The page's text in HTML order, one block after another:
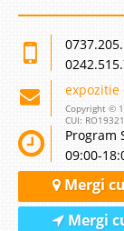
expozitie
Copyright ©
CUI:
Program
09:00-
Mergi
Mergi